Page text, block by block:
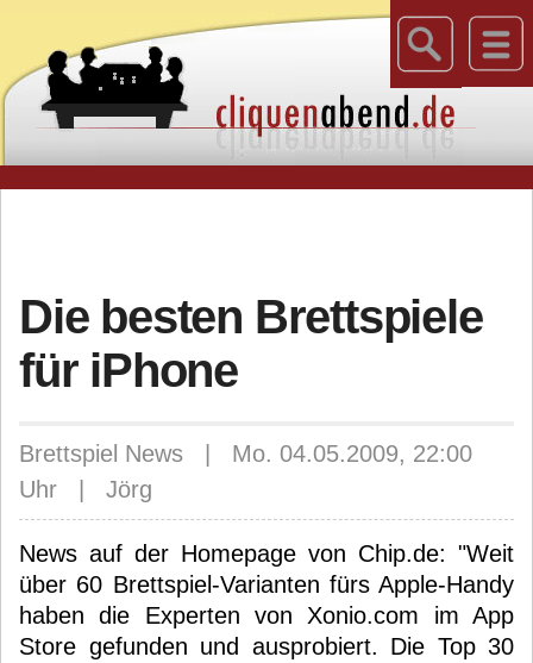
Die besten Brettspiele
für iPhone
Brettspiel News | Mo. 04.05.2009, 22:00
Uhr | Jörg
News auf der Homepage von Chip.de: "Weit
über 60 Brettspiel-Varianten fürs Apple-Handy
haben die Experten von Xonio.com im App
Store gefunden und ausprobiert. Die Top 30